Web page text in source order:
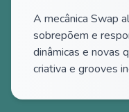
A mecânica Swap
sobrepõem e
dinâmicas e novas
criativa e grooves